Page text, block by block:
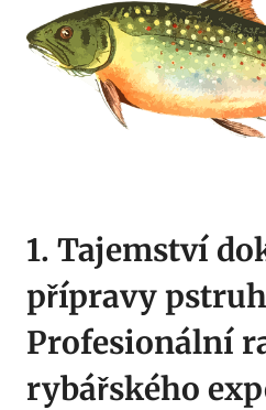
1. Tajemství
přípravy
Profesionální
rybářského